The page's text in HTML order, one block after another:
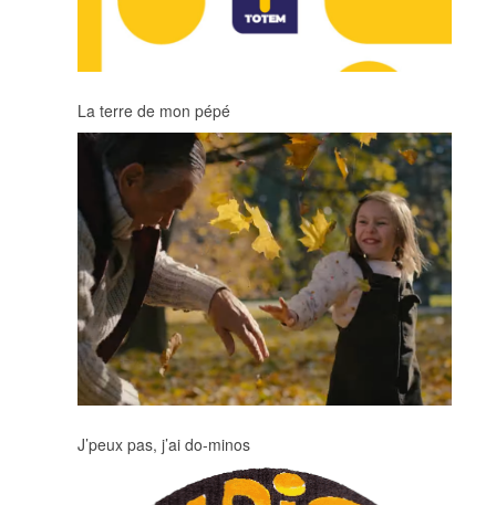
La terre de mon pépé
J’peux pas, j’ai do-minos